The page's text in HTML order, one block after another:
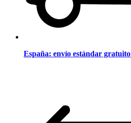
España: envío estándar gratuito